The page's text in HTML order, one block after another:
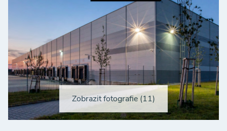
Zobrazit fotografie (11)